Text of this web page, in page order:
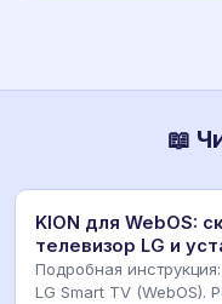
📖
KION для WebOS:
телевизор LG и
Подробная
LG Smart TV (WebOS).